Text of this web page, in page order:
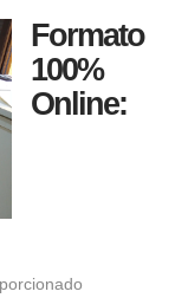
Formato
100%
Online: